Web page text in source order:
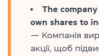
The
own shares to
— Компанія
акції, щоб